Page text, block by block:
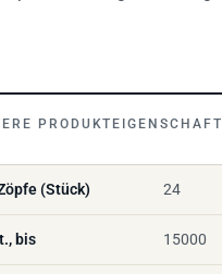
(Stück) 24
bis 15000